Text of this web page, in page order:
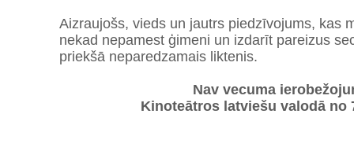
Aizraujošs, vieds un jautrs piedzīvojums, kas
nekad nepamest ģimeni un izdarīt pareizus
priekšā neparedzamais liktenis.
Nav vecuma
Kinoteātros latviešu valodā no